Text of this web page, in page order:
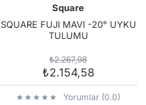
Square
SQUARE FUJI MAVI -20° UYKU
TULUMU
₺2.267,98
₺2.154,58
Yorumlar (0.0)